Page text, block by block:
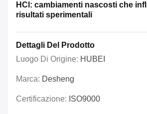
HCl: cambiamenti nascosti che
risultati sperimentali
Dettagli Del Prodotto
Luogo Di Origine: HUBEI
Marca: Desheng
Certificazione: ISO9000